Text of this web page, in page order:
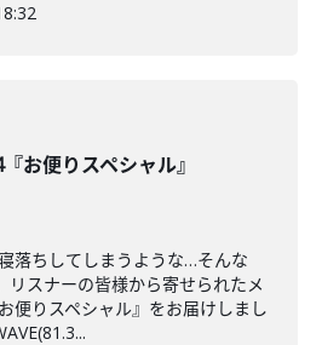
お便りスペシャル』
落ちしてしまうような…そんな
リスナーの皆様から寄せられたメ
便りスペシャル』をお届けしまし